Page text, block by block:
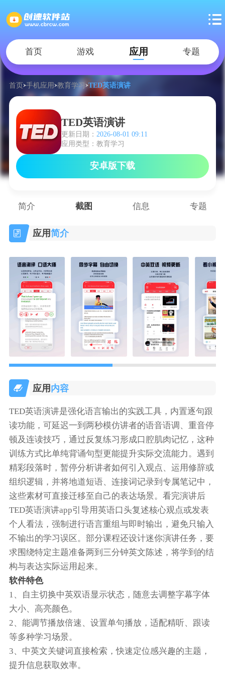
首页 游戏 应用 专题
首页 手机应用 教育学习 TED英语演讲
TED英语演讲
更新日期： 2026-08-01 09:11
应用类型：教育学习
安卓版下载
简介 截图 信息 专题
应用简介
应用 内容
TED英语演讲是强化语言输出的实践工具，内置逐句跟
读功能，可延迟一到两秒模仿讲者的语音语调、重音停
顿及连读技巧，通过反复练习形成口腔肌肉记忆，这种
训练方式比单纯背诵句型更能提升实际交流能力。遇到
精彩段落时，暂停分析讲者如何引入观点、运用修辞或
组织逻辑，并将地道短语、连接词记录到专属笔记中，
这些素材可直接迁移至自己的表达场景。看完演讲后
TED英语演讲app引导用英语口头复述核心观点或发表
个人看法，强制进行语言重组与即时输出，避免只输入
不输出的学习误区。部分课程还设计迷你演讲任务，要
求围绕特定主题准备两到三分钟英文陈述，将学到的结
构与表达实际运用起来。
软件特色
1、自主切换中英双语显示状态，随意去调整字幕字体
大小、高亮颜色。
2、能调节播放倍速、设置单句播放，适配精听、跟读
等多种学习场景。
3、中英文关键词直接检索，快速定位感兴趣的主题，
提升信息获取效率。